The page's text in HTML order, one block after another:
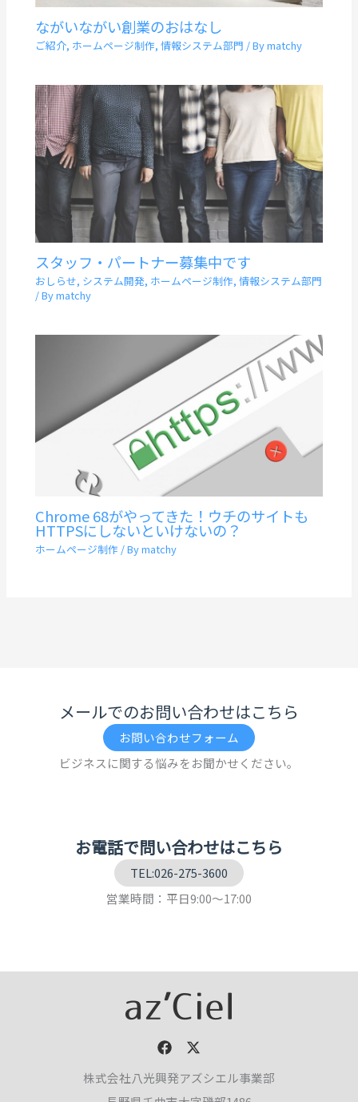
ながいながい創業のおはなし
ご紹介, ホームページ制作,情報システム部門 / Bymatchy
スタッフ・パートナー募集中です
おしらせ, システム開発, ホームページ制作,情報システム部門
/ Bymatchy
Chrome 68がやってきた！ウチのサイトも
HTTPSにしないといけないの？
ホームページ制作 / Bymatchy
メールでのお問い合わせはこちら
お問い合わせフォーム
ビジネスに関する悩みをお聞かせください。
お電話で問い合わせはこちら
TEL:026-275-3600
営業時間：平日9:00～17:00
株式会社八光興発アズシエル事業部